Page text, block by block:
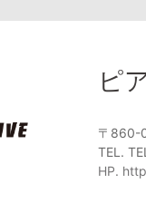
ピ
〒860-
TEL.
HP.